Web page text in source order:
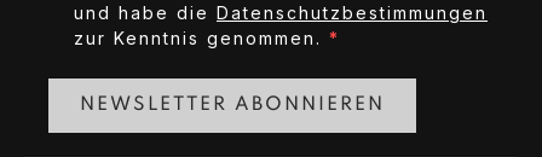
und habe die Datenschutzbestimmungen
zur Kenntnis genommen.
NEWSLETTER ABONNIEREN